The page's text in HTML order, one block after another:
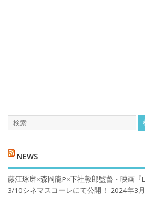
NEWS
藤江琢磨×森岡龍P×下社敦郎監督・映画『
3/10シネマスコーレにて公開！
2024年3